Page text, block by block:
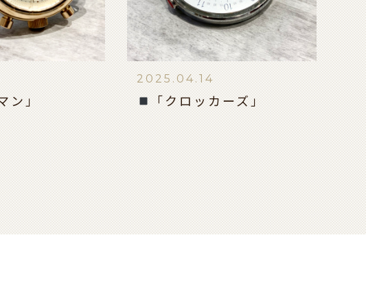
ン」
2025.04.14
「クロッカーズ」